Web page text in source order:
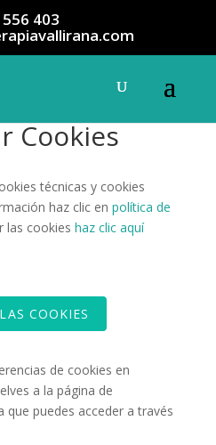
403
Cookies
técnicas y cookies
haz clic en política de
las cookies haz clic aquí
COOKIES
de cookies en
a la página de
que puedes acceder a través